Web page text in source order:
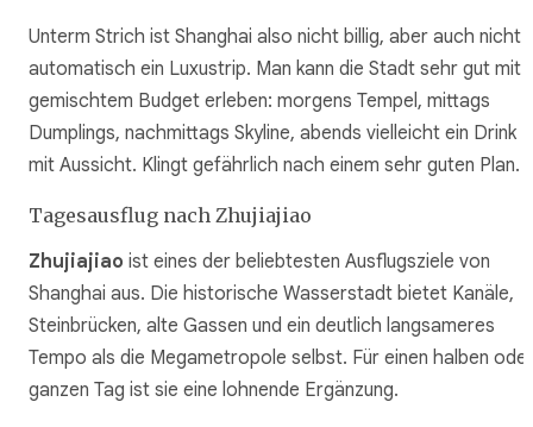
Unterm Strich ist Shanghai also nicht billig, aber auch nicht
automatisch ein Luxustrip. Man kann die Stadt sehr gut mit
gemischtem Budget erleben: morgens Tempel, mittags
Dumplings, nachmittags Skyline, abends vielleicht ein Drink
mit Aussicht. Klingt gefährlich nach einem sehr guten Plan.
Tagesausflug nach Zhujiajiao
Zhujiajiao ist eines der beliebtesten Ausflugsziele von
Shanghai aus. Die historische Wasserstadt bietet Kanäle,
Steinbrücken, alte Gassen und ein deutlich langsameres
Tempo als die Megametropole selbst. Für einen halben oder
ganzen Tag ist sie eine lohnende Ergänzung.